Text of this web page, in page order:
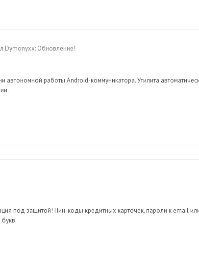
Dymonyxx: Обновление!
работы Android-коммуникатора. Утилита
под защитой! Пин-коды кредитных карточек, пароли к email